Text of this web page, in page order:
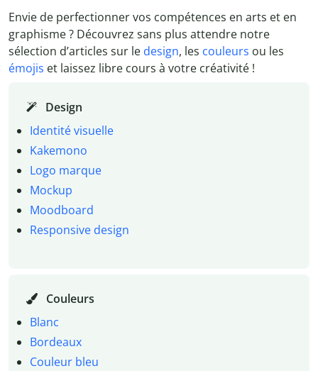
Envie de perfectionner vos compétences en arts et en
graphisme ? Découvrez sans plus attendre notre
sélection d’articles sur le design, les couleurs ou les
émojis et laissez libre cours à votre créativité !
Design
Identité visuelle
Kakemono
Logo marque
Mockup
Moodboard
Responsive design
Couleurs
Blanc
Bordeaux
Couleur bleu